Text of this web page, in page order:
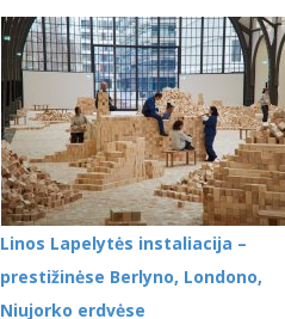
Linos Lapelytės instaliacija –
prestižinėse Berlyno, Londono,
Niujorko erdvėse